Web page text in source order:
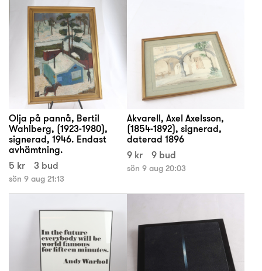
Olja på pannå, Bertil
Wahlberg, (1923-1980),
signerad, 1946. Endast
avhämtning.
5 kr
3 bud
sön 9 aug 21:13
Akvarell, Axel Axelsson,
(1854-1892), signerad,
daterad 1896
9 kr
9 bud
sön 9 aug 20:03